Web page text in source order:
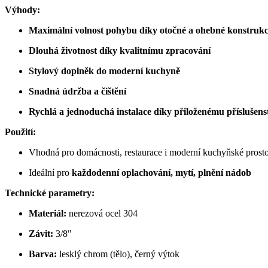
Výhody:
Maximální volnost pohybu díky otočné a ohebné
Dlouhá životnost díky kvalitnímu zpracování
Stylový doplněk do moderní kuchyně
Snadná údržba a čištění
Rychlá a jednoduchá instalace díky přiloženému
Použití:
Vhodná pro domácnosti, restaurace i moderní kuchyňské
Ideální pro každodenní oplachování, mytí, plnění nádob
Technické parametry:
Materiál: nerezová ocel 304
Závit: 3/8"
Barva: lesklý chrom (tělo), černý výtok